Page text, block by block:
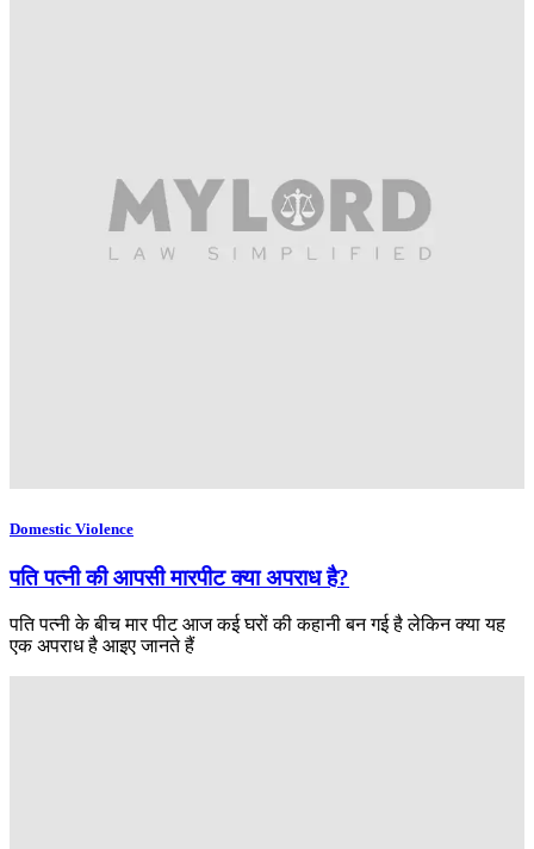
Domestic Violence
पति पत्नी की आपसी मारपीट क्या अपराध है?
पति पत्नी के बीच मार पीट आज कई घरों की कहानी बन गई है लेकिन क्या यह
एक अपराध है आइए जानते हैं